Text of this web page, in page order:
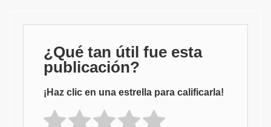
¿Qué tan útil fue esta
publicación?
¡Haz clic en una estrella para calificarla!